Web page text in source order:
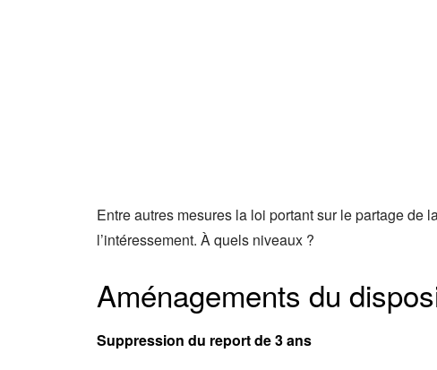
Entre autres mesures la loi portant sur le partage de
l’intéressement. À quels niveaux ?
Aménagements du
Suppression du report de 3 ans